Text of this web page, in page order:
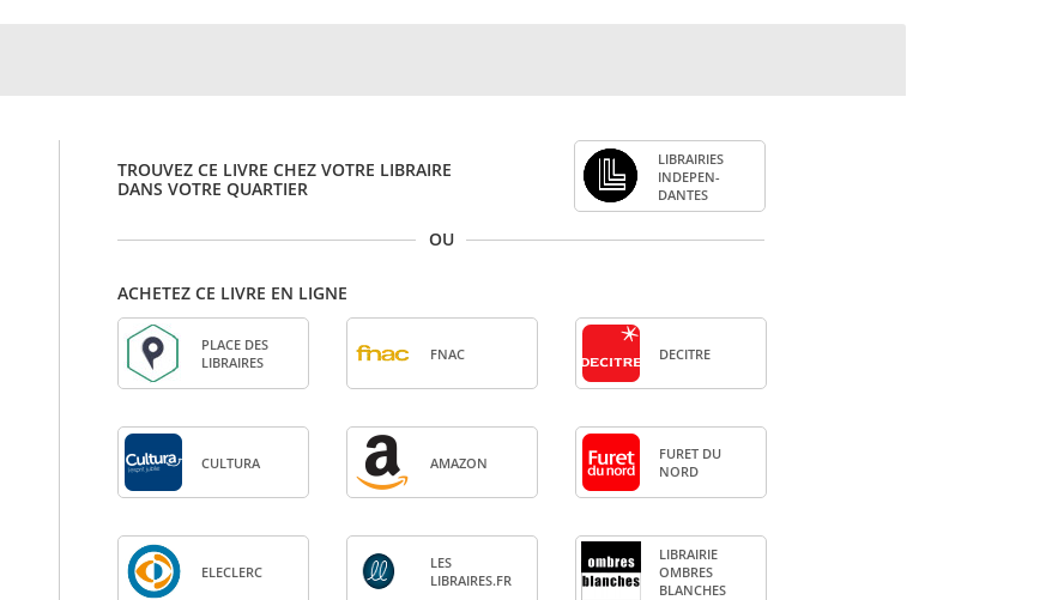
TROUVEZ CE LIVRE CHEZ VOTRE LIBRAIRE
DANS VOTRE QUARTIER
LIBRAI­RIES
INDE­PEN­
DANTES
OU
ACHETEZ CE LIVRE EN LIGNE
PLACE DES
LIBRAIRES
FNAC DECITRE
CULTURA AMA­ZON
FURET DU
NORD
ELE­CLERC
LES
LIBRAIRES.FR
LIBRAI­RIE
OMBRES
BLANCHES